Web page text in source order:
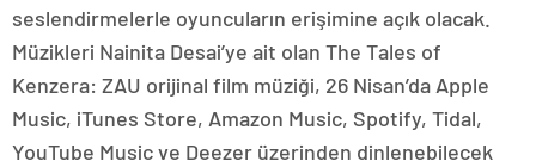
seslendirmelerle oyuncuların erişimine açık olacak.
Müzikleri Nainita Desai’ye ait olan The Tales of
Kenzera: ZAU orijinal film müziği, 26 Nisan’da Apple
Music, iTunes Store, Amazon Music, Spotify, Tidal,
YouTube Music ve Deezer üzerinden dinlenebilecek